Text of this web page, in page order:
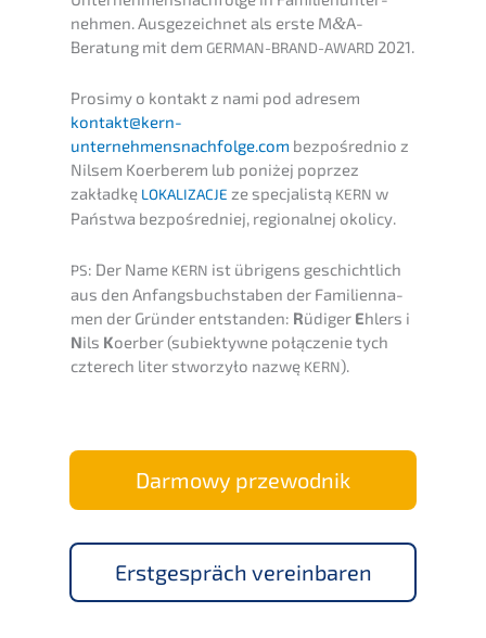
neh­men. Ausge­zeich­net als erste M&A-
Beratung mit dem GERMAN-BRAND-AWARD 2021.
Prosi­my o kontakt z nami pod adresem
kontakt@kern-
unternehmensnachfolge.com bezpoś­red­nio z
Nilsem Koerbe­rem lub poniżej poprzez
zakład­kę LOKALIZACJE ze specja­lis­tą KERN w
Państ­wa bezpoś­red­niej, regio­nal­nej okolicy.
PS: Der Name KERN ist übrigens geschicht­lich
aus den Anfangs­buch­sta­ben der Famili­en­na­
men der Gründer entstan­den: Rüdiger Ehlers i
Nils Koerber (subiek­tyw­ne połąc­ze­nie tych
czterech liter stwor­zyło nazwę KERN).
Darmo­wy przewodnik
Erstge­spräch vereinbaren